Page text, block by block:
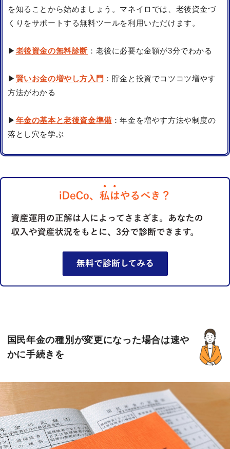
を知ることから始めましょう。マネイロでは、老後資金づ
くりをサポートする無料ツールを利用いただけます。
▶ 老後資金の無料診断 ：老後に必要な金額が3分でわかる
▶ 賢いお金の増やし方入門 ：貯金と投資でコツコツ増やす
方法がわかる
▶ 年金の基本と老後資金準備 ：年金を増やす方法や制度の
落とし穴を学ぶ
国民年金の種別が変更になった場合は速や
かに手続きを